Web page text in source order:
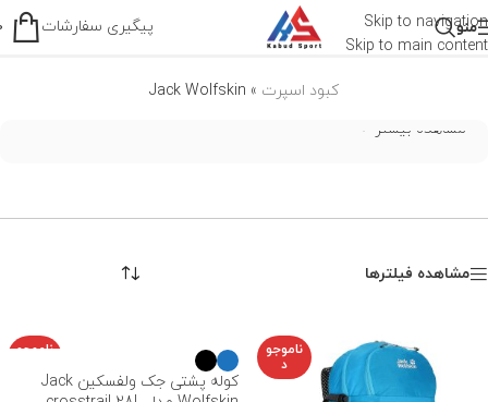
Skip to navigation
Skip to main content
منو پیگیری سفارشاتJack Wolfskin
کبود اسپرت »
Jack Wolfskin
مشاهده بیشتر
مشاهده فیلترها
ناموجو
د
ناموجو
کوله پشتی جک ولفسکین Jack